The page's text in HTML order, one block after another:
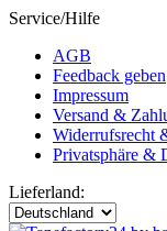
Service/Hilfe
AGB
Feedback geben
Impressum
Versand &
Widerrufsrecht
Privatsphäre &
Lieferland: